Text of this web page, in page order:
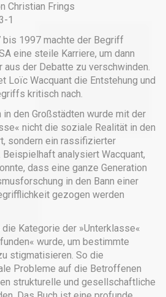
Christian Frings
1
bis 1997 machte der Begriff
eine steile Karriere, um dann
der Debatte zu verschwinden.
Loïc Wacquant die Entstehung und
kritisch nach.
in den Großstädten wurde mit der
nicht die soziale Realität in den
sondern ein rassifizierter
analysiert Wacquant,
dass eine ganze Generation
in den Bann einer
gezogen werden
Kategorie der »Unterklasse«
wurde, um bestimmte
stigmatisieren. So die
Probleme auf die Betroffenen
strukturelle und gesellschaftliche